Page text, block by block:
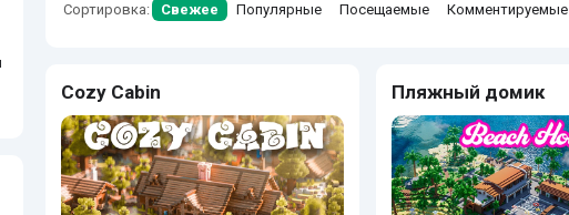
Сортировка: Свежее Популярные Посещаемые Комментируемые
Cozy Cabin Пляжный домик